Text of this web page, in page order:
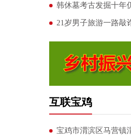
互联宝鸡
宝鸡市渭滨区马营镇